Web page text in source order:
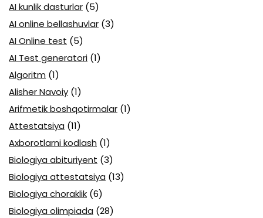
AI kunlik dasturlar (5)
AI online bellashuvlar (3)
AI Online test (5)
AI Test generatori (1)
Algoritm (1)
Alisher Navoiy (1)
Arifmetik boshqotirmalar (1)
Attestatsiya (11)
Axborotlarni kodlash (1)
Biologiya abituriyent (3)
Biologiya attestatsiya (13)
Biologiya choraklik (6)
Biologiya olimpiada (28)